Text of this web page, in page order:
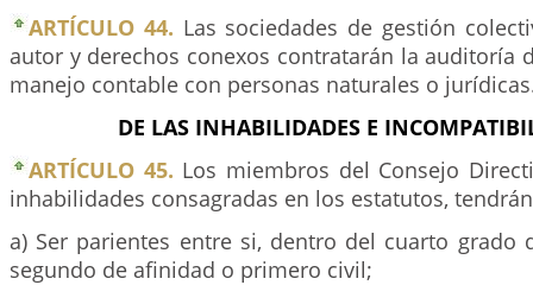
ARTÍCULO 44. Las sociedades de gestión
autor y derechos conexos contratarán la auditoría
manejo contable con personas naturales o
DE LAS INHABILIDADES E
ARTÍCULO 45. Los miembros del Consejo
inhabilidades consagradas en los estatutos,
a) Ser parientes entre si, dentro del cuarto grado
segundo de afinidad o primero civil;